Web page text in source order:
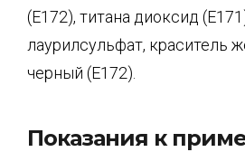
(Е172), титана диоксид
лаурилсульфат, краситель
черный (Е172).
Показания к